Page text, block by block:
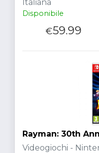
Italiana
Disponibile
€59.99
Rayman: 30th
Videogiochi -